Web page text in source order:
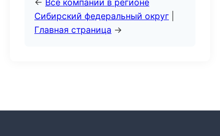
← Все компании в регионе
Сибирский федеральный округ
Главная страница →